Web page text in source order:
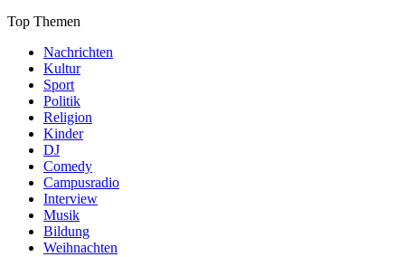
Top Themen
Nachrichten
Kultur
Sport
Politik
Religion
Kinder
DJ
Comedy
Campusradio
Interview
Musik
Bildung
Weihnachten